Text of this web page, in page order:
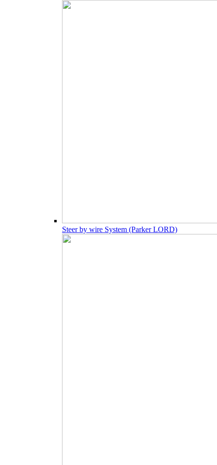
Steer by wire System (Parker LORD)